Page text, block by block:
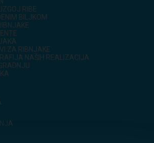
RIBE
BILJKOM
ZA RIBNJAKE
NAŠIH REALIZACIJA